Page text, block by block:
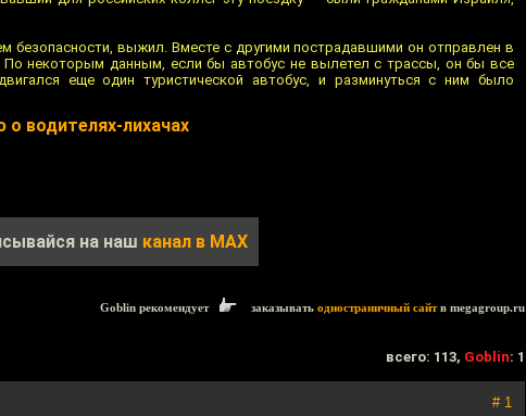
безопасности, выжил. Вместе с другими пострадавшими он отправлен в
По некоторым данным, если бы автобус не вылетел с трассы, он бы все
еще один туристической автобус, и разминуться с ним было
водителях-лихачах
на наш канал в MAX
Goblin рекомендует заказывать одностраничный сайтв megagroup.ru
всего: 113, Goblin: 1
# 1